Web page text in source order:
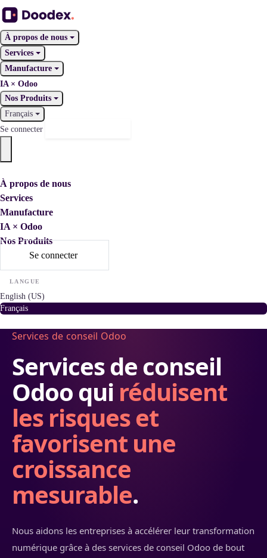
À propos de nous
Services
Manufacture
IA × Odoo
Nos Produits
Français
Se connecter
À propos de nous
Services
Manufacture
IA × Odoo
Nos Produits
Se connecter
LANGUE
English (US)
Français
Services de conseil Odoo
Services de conseil
Odoo qui réduisent
les risques et
favorisent une
croissance
mesurable.
Nous aidons les entreprises à accélérer leur transformation
numérique grâce à des services de conseil Odoo de bout